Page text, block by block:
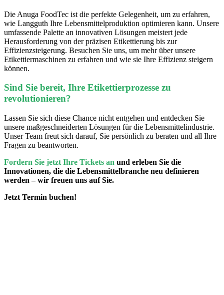
Die Anuga FoodTec ist die perfekte Gelegenheit, um zu erfahren,
wie Langguth Ihre Lebensmittelproduktion optimieren kann. Unsere
umfassende Palette an innovativen Lösungen meistert jede
Herausforderung von der präzisen Etikettierung bis zur
Effizienzsteigerung. Besuchen Sie uns, um mehr über unsere
Etikettiermaschinen zu erfahren und wie sie Ihre Effizienz steigern
können.
Sind Sie bereit, Ihre Etikettierprozesse zu
revolutionieren?
Lassen Sie sich diese Chance nicht entgehen und entdecken Sie
unsere maßgeschneiderten Lösungen für die Lebensmittelindustrie.
Unser Team freut sich darauf, Sie persönlich zu beraten und all Ihre
Fragen zu beantworten.
Fordern Sie jetzt Ihre Tickets an und erleben Sie die
Innovationen, die die Lebensmittelbranche neu definieren
werden – wir freuen uns auf Sie.
Jetzt Termin buchen!